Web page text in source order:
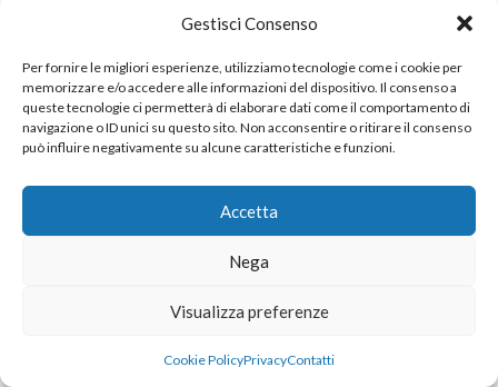
Gestisci Consenso
Per fornire le migliori esperienze, utilizziamo tecnologie come i cookie per
memorizzare e/o accedere alle informazioni del dispositivo. Il consenso a
queste tecnologie ci permetterà di elaborare dati come il comportamento di
navigazione o ID unici su questo sito. Non acconsentire o ritirare il consenso
può influire negativamente su alcune caratteristiche e funzioni.
Accetta
Nega
Visualizza preferenze
Cookie PolicyPrivacyContatti